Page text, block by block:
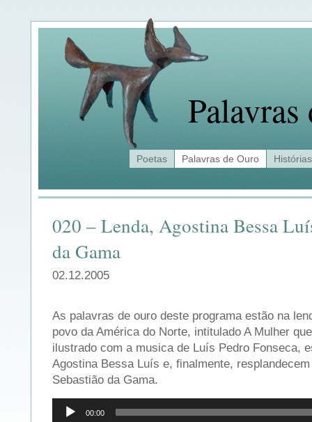
Poetas Palavras de Ouro Histórias
020 – Lenda, Agostina Bessa
da Gama
02.12.2005
As palavras de ouro deste programa estão na
povo da América do Norte, intitulado A Mulher
ilustrado com a musica de Luís Pedro Fonseca,
Agostina Bessa Luís e, finalmente,
Sebastião da Gama.
Reprodutor
00:00